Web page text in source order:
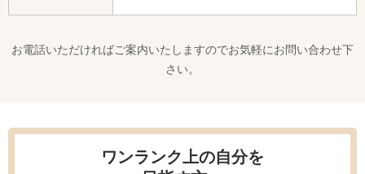
お電話いただければご案内いたしますのでお気軽にお問い合わせ下
さい。
ワンランク上の自分を